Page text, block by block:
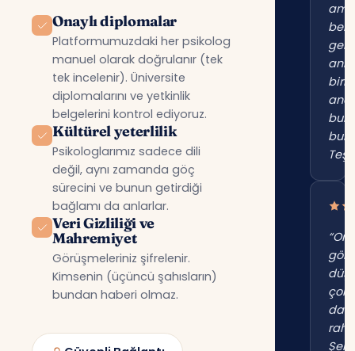
Onaylı diplomalar
Platformumuzdaki her psikolog
manuel olarak doğrulanır (tek
tek incelenir). Üniversite
diplomalarını ve yetkinlik
belgelerini kontrol ediyoruz.
Kültürel yeterlilik
Psikologlarımız sadece dili
değil, aynı zamanda göç
sürecini ve bunun getirdiği
bağlamı da anlarlar.
Veri Gizliliği ve
Mahremiyet
Görüşmeleriniz şifrelenir.
Kimsenin (üçüncü şahısların)
bundan haberi olmaz.
beni
çok